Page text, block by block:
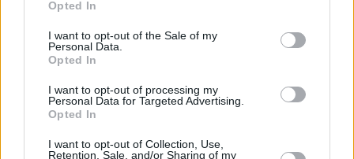
use your data for below specified purposes in below Google
consent section.
Opted In
I want to opt-out of the Sale of my
Personal Data.
Opted In
I want to opt-out of processing my
Personal Data for Targeted Advertising.
Opted In
I want to opt-out of Collection, Use,
Retention, Sale, and/or Sharing of my